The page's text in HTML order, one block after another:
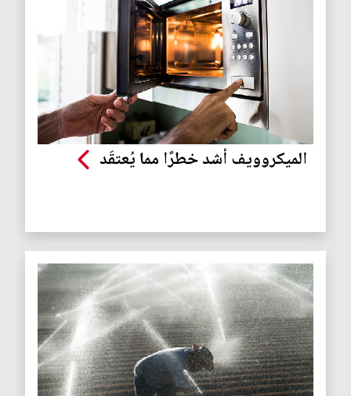
الميكروويف أشد خطرًا مما يُعتقَد